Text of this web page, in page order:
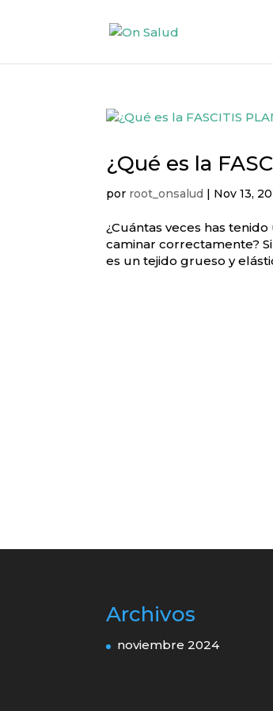
¿Qué es la
por root_onsalud | Nov 13,
¿Cuántas veces has
caminar correctamente?
es un tejido grueso y
Archivos
noviembre 2024